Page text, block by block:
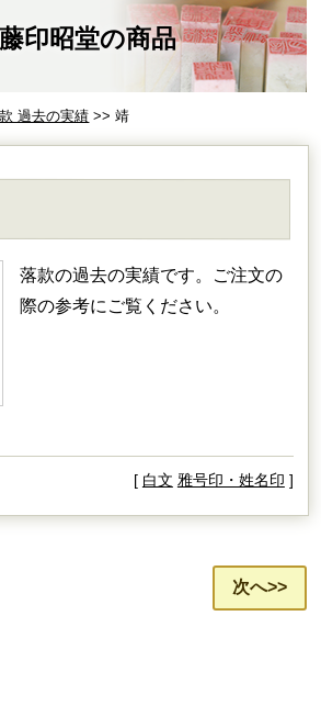
印昭堂の商品
過去の実績 >> 靖
落款の過去の実績です。ご注文の
際の参考にご覧ください。
[ 白文 雅号印・姓名印 ]
次へ>>